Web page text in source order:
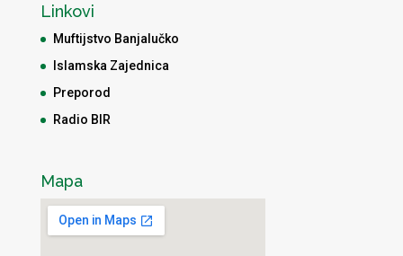
Linkovi
Muftijstvo Banjalučko
Islamska Zajednica
Preporod
Radio BIR
Mapa